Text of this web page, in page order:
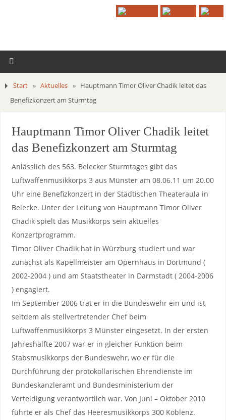
Start » Aktuelles » Hauptmann Timor Oliver Chadik leitet das
Benefizkonzert am Sturmtag
Hauptmann Timor Oliver Chadik leitet
das Benefizkonzert am Sturmtag
Anlässlich des 563. Belecker Sturmtages gibt das
Luftwaffenmusikkorps 3 aus Münster am 08.06.11 um 20.00
Uhr eine Benefizkonzert in der Städtischen Theateraula in
Belecke. Unter der Leitung von Hauptmann Timor Oliver
Chadik spielt das Musikkorps sein aktuelles
Konzertprogramm.
Timor Oliver Chadik hat in Würzburg studiert und war
zunächst als Kapellmeister am Opernhaus in Dortmund (
2002-2004 ) und am Staatstheater in Darmstadt ( 2004-2006
) engagiert.
Im September 2006 trat er in die Bundeswehr ein und ist
seitdem als stellvertretender Chef beim
Luftwaffenmusikkorps 3 Münster eingesetzt. In der ersten
Jahreshälfte 2007 war er in gleicher Funktion beim
Stabsmusikkorps der Bundeswehr, wo er für die
Durchführung der protokollarischen Ehrendienste im
Bundeskanzleramt und Bundesministerium der
Verteidigung verantwortlich war. Von Juni – Oktober 2010
führte er als Chef das Heeresmusikkorps 300 Koblenz.